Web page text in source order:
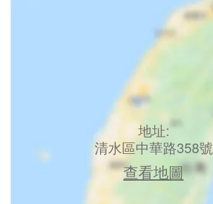
地址:
清水區中華路358號
查看地圖